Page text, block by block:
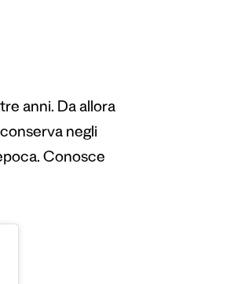
anni. Da allora
negli
Conosce